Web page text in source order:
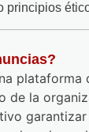
principios
de la